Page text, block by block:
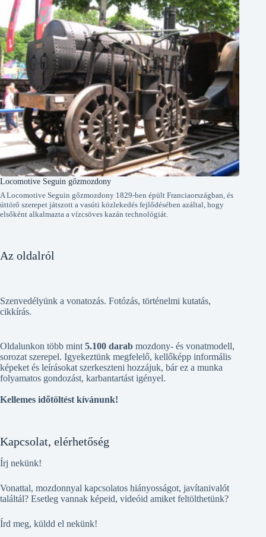
Locomotive Seguin gőzmozdony
A Locomotive Seguin gőzmozdony 1829-ben épült Franciaországban, és
úttörő szerepet játszott a vasúti közlekedés fejlődésében azáltal, hogy
elsőként alkalmazta a vízcsöves kazán technológiát.
Az oldalról
Szenvedélyünk a vonatozás. Fotózás, történelmi kutatás,
cikkírás.
Oldalunkon több mint 5.100 darab mozdony- és vonatmodell,
sorozat szerepel. Igyekeztünk megfelelő, kellőképp informális
képeket és leírásokat szerkeszteni hozzájuk, bár ez a munka
folyamatos gondozást, karbantartást igényel.
Kellemes időtöltést kívánunk!
Kapcsolat, elérhetőség
Írj nekünk!
Vonattal, mozdonnyal kapcsolatos hiányosságot, javítanivalót
találtál? Esetleg vannak képeid, videóid amiket feltölthetünk?
Írd meg, küldd el nekünk!